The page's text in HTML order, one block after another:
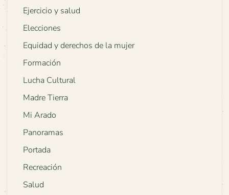
Ejercicio y salud
Elecciones
Equidad y derechos de la mujer
Formación
Lucha Cultural
Madre Tierra
Mi Arado
Panoramas
Portada
Recreación
Salud